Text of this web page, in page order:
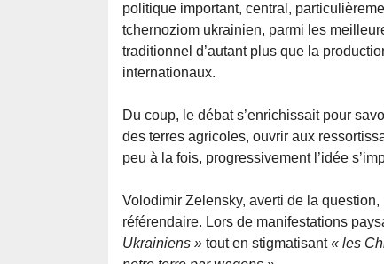
politique important, central,
tchernoziom ukrainien, parmi les
traditionnel d’autant plus que la
internationaux.
Du coup, le débat s’enrichissait pour
des terres agricoles, ouvrir aux
peu à la fois, progressivement l’idée
Volodimir Zelensky, averti de la
référendaire. Lors de manifestations
Ukrainiens » tout en stigmatisant« les